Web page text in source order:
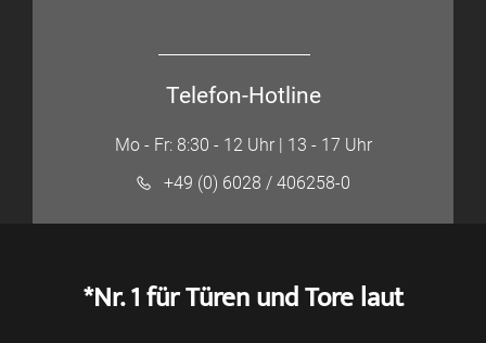
Telefon-Hotline
Mo - Fr: 8:30 - 12 Uhr | 13 - 17 Uhr
+49 (0) 6028 / 406258-0
*Nr. 1 für Türen und Tore laut